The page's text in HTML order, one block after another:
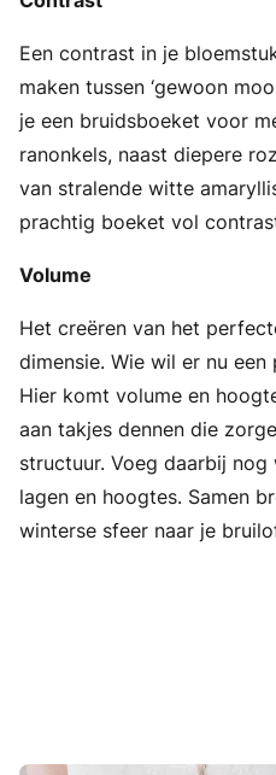
Een contrast in je
maken tussen ‘gewoon
je een bruidsboeket voor
ranonkels, naast diepere
van stralende witte
prachtig boeket vol
Volume
Het creëren van het
dimensie. Wie wil er nu
Hier komt volume en
aan takjes dennen die
structuur. Voeg daarbij
lagen en hoogtes. Samen
winterse sfeer naar je